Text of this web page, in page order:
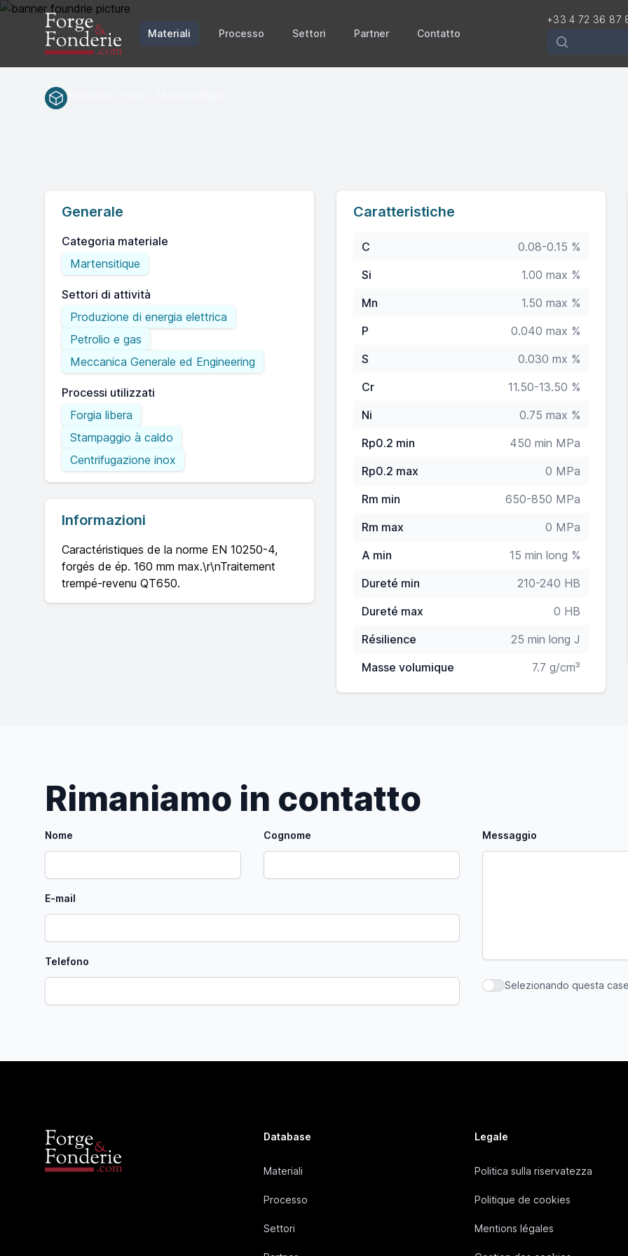
Materiali Processo Settori Partner Contatto
+33 4 72 36 87
Rechercher
Generale
Categoria materiale
Martensitique
Settori di attività
Produzione di energia elettrica
Petrolio e gas
Meccanica Generale ed Engineering
Processi utilizzati
Forgia libera
Stampaggio à caldo
Centrifugazione inox
Informazioni
Caractéristiques de la norme EN 10250-4,
forgés de ép. 160 mm max.\r\nTraitement
trempé-revenu QT650.
Caratteristiche
C
0.08-0.15 %
Si
1.00 max %
Mn
1.50 max %
P
0.040 max %
S
0.030 mx %
Cr
11.50-13.50 %
Ni
0.75 max %
Rp0.2 min
450 min MPa
Rp0.2 max
0 MPa
Rm min
650-850 MPa
Rm max
0 MPa
A min
15 min long %
Dureté min
210-240 HB
Dureté max
0 HB
Résilience
25 min long J
Masse volumique
7.7 g/cm³
Rimaniamo in contatto
Nome Cognome
E-mail
Telefono
Messaggio
Selezionando questa
Selezionando questa
Database
Materiali
Processo
Settori
Legale
Politica sulla riservatezza
Politique de cookies
Mentions légales